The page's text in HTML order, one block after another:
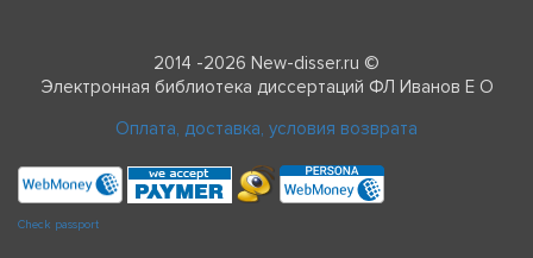
2014 -2026 New-disser.ru ©
Электронная библиотека диссертаций ФЛ Иванов Е О
Оплата, доставка, условия возврата
Check passport